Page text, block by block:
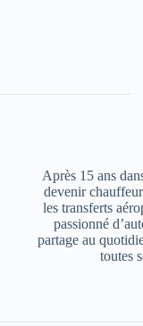
Après 15 ans
devenir
les transferts
passionné
partage au
toutes